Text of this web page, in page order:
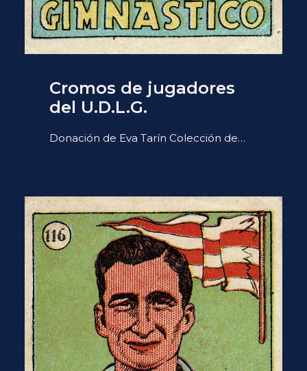
Cromos de jugadores
del U.D.L.G.
Donación de Eva Tarín Colección de…